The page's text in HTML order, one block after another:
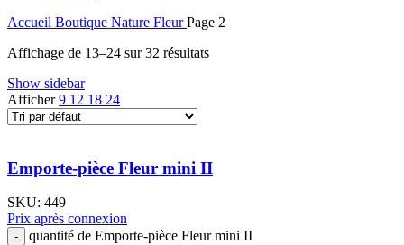
Accueil Boutique Nature FleurPage 2
Affichage de 13–24 sur 32 résultats
Show sidebar
Afficher9 12 18 24
Emporte-pièce Fleur mini II
SKU: 449
Prix après connexion
quantité de Emporte-pièce Fleur mini II